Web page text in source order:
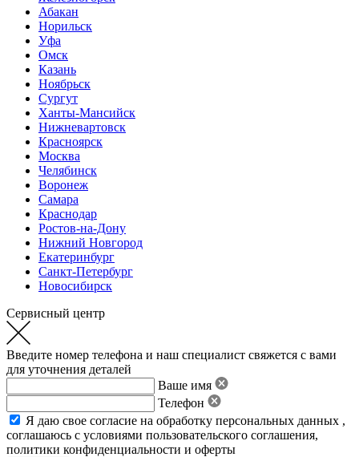
Абакан
Норильск
Уфа
Омск
Казань
Ноябрьск
Сургут
Ханты-Мансийск
Нижневартовск
Красноярск
Москва
Челябинск
Воронеж
Самара
Краснодар
Ростов-на-Дону
Нижний Новгород
Екатеринбург
Санкт-Петербург
Новосибирск
Сервисный центр
Введите номер телефона и наш специалист свяжется с вами
для уточнения деталей
Ваше имя
Телефон
Я даю свое согласие на обработку персональных данных ,
соглашаюсь с условиями пользовательского соглашения,
политики конфиденциальности и оферты